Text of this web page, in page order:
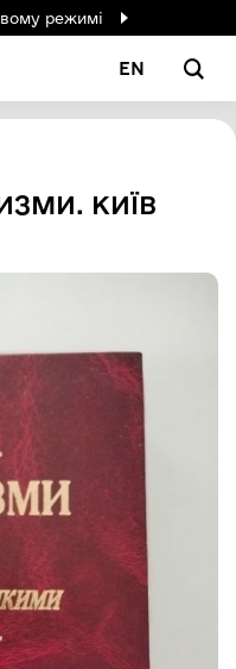
режимі
EN
КИЇВ